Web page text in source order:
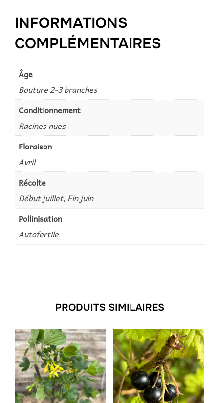
INFORMATIONS
COMPLÉMENTAIRES
Âge
Bouture 2-3 branches
Conditionnement
Racines nues
Floraison
Avril
Récolte
Début juillet, Fin juin
Pollinisation
Autofertile
PRODUITS SIMILAIRES